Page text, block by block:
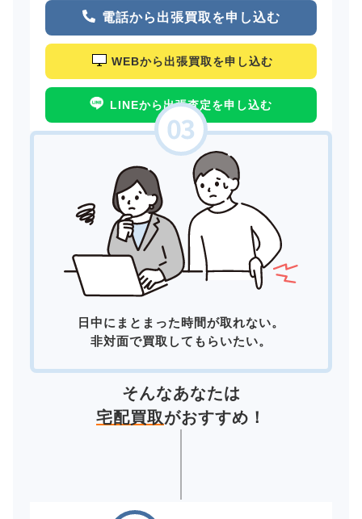
電話から出張買取を申し込む
WEBから出張買取を申し込む
LINEから出張査定を申し込む
日中にまとまった時間が取れない。
非対面で買取してもらいたい。
そんなあなたは
宅配買取がおすすめ！